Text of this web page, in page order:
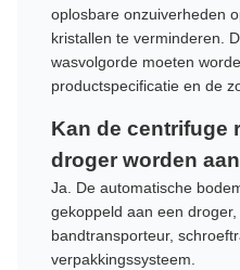
oplosbare onzuiverheden
kristallen te verminderen.
wasvolgorde moeten
productspecificatie en de
Kan de centrifuge
droger worden
Ja. De automatische
gekoppeld aan een
bandtransporteur,
verpakkingssysteem.